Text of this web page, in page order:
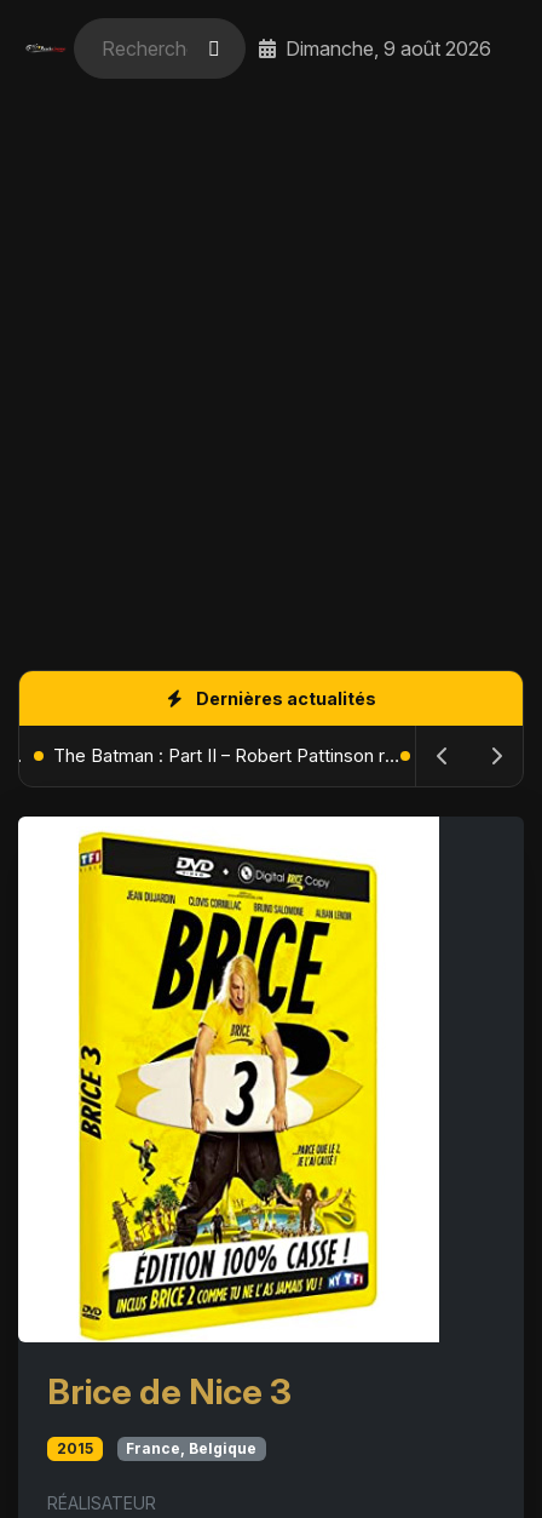
Dimanche, 9 août 2026
Dernières actualités
L'Âge de Glace : Le Réveil du Volcan – Manny, Sid et Diego de retour pour une aventure explosive The Batman : Part II – Robert Pattinson replonge dans les ténèbres de Gotham dès octobre 2027
Brice de Nice 3
2015 France, Belgique
RÉALISATEUR